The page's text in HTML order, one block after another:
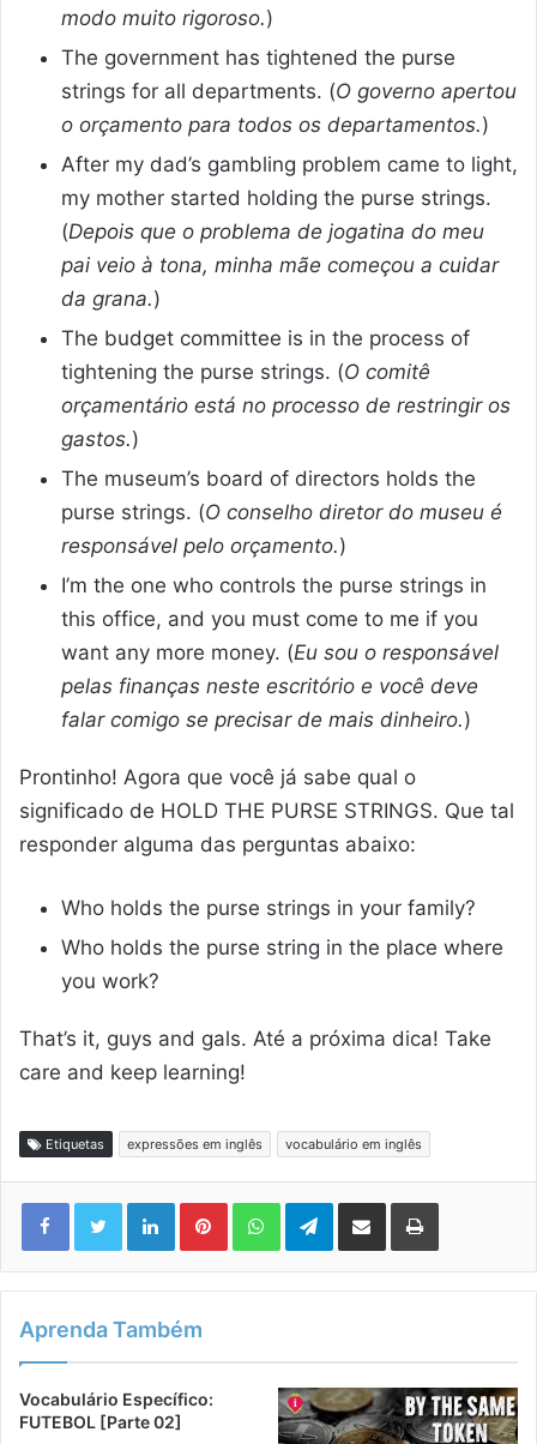
modo muito rigoroso.)
The government has tightened the purse
strings for all departments. (O governo apertou
o orçamento para todos os departamentos.)
After my dad’s gambling problem came to light,
my mother started holding the purse strings.
(Depois que o problema de jogatina do meu
pai veio à tona, minha mãe começou a cuidar
da grana.)
The budget committee is in the process of
tightening the purse strings. (O comitê
orçamentário está no processo de restringir os
gastos.)
The museum’s board of directors holds the
purse strings. (O conselho diretor do museu é
responsável pelo orçamento.)
I’m the one who controls the purse strings in
this office, and you must come to me if you
want any more money. (Eu sou o responsável
pelas finanças neste escritório e você deve
falar comigo se precisar de mais dinheiro.)
Prontinho! Agora que você já sabe qual o
significado de HOLD THE PURSE STRINGS. Que tal
responder alguma das perguntas abaixo:
Who holds the purse strings in your family?
Who holds the purse string in the place where
you work?
That’s it, guys and gals. Até a próxima dica! Take
care and keep learning!
Etiquetas expressões em inglês vocabulário em inglês
LinkedinPinterestWhatsAppTelegram
Compartilhar via e-mail Imprimir
Aprenda Também
Vocabulário Específico:
FUTEBOL [Parte 02]